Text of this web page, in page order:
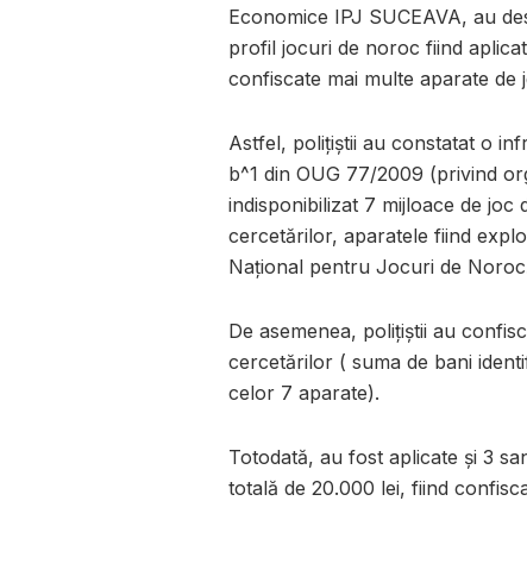
Economice IPJ SUCEAVA, au
profil jocuri de noroc fiind
confiscate mai multe aparate de
Astfel, polițiștii au constatat o
b^1 din OUG 77/2009 (privind
indisponibilizat 7 mijloace de
cercetărilor, aparatele fiind
Național pentru Jocuri de
De asemenea, polițiștii au
cercetărilor ( suma de bani
celor 7 aparate).
Totodată, au fost aplicate și 3
totală de 20.000 lei, fiind